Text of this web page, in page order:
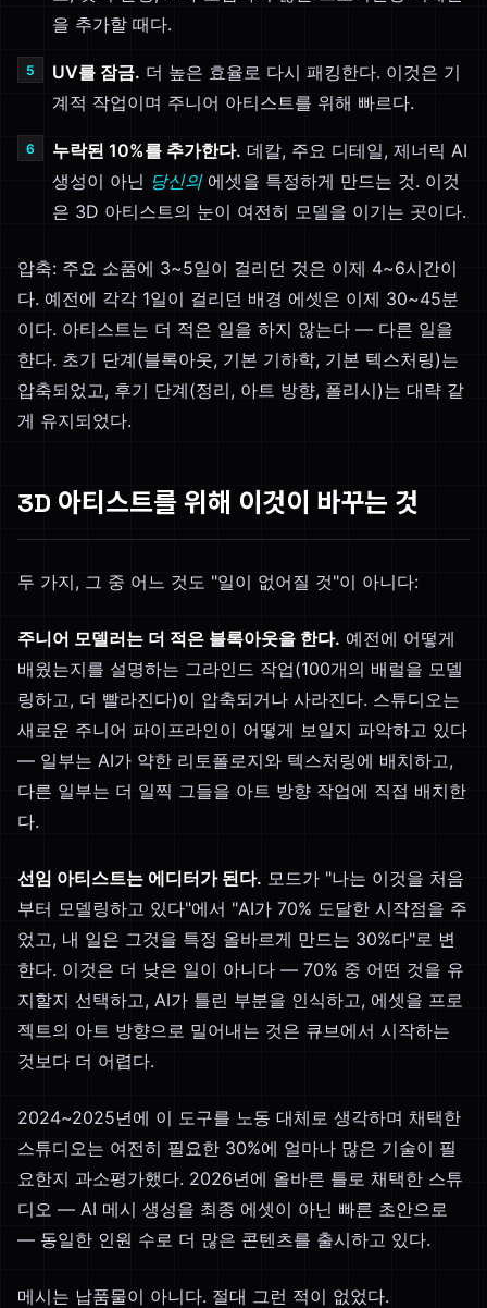
을 추가할 때다.
UV를 잠금. 더 높은 효율로 다시 패킹한다. 이것은 기
계적 작업이며 주니어 아티스트를 위해 빠르다.
누락된 10%를 추가한다. 데칼, 주요 디테일, 제너릭 AI
생성이 아닌 당신의에셋을 특정하게 만드는 것. 이것
은 3D 아티스트의 눈이 여전히 모델을 이기는 곳이다.
압축: 주요 소품에 3~5일이 걸리던 것은 이제 4~6시간이
다. 예전에 각각 1일이 걸리던 배경 에셋은 이제 30~45분
이다. 아티스트는 더 적은 일을 하지 않는다 — 다른 일을
한다. 초기 단계(블록아웃, 기본 기하학, 기본 텍스처링)는
압축되었고, 후기 단계(정리, 아트 방향, 폴리시)는 대략 같
게 유지되었다.
3D 아티스트를 위해 이것이 바꾸는 것
두 가지, 그 중 어느 것도 "일이 없어질 것"이 아니다:
주니어 모델러는 더 적은 블록아웃을 한다. 예전에 어떻게
배웠는지를 설명하는 그라인드 작업(100개의 배럴을 모델
링하고, 더 빨라진다)이 압축되거나 사라진다. 스튜디오는
새로운 주니어 파이프라인이 어떻게 보일지 파악하고 있다
— 일부는 AI가 약한 리토폴로지와 텍스처링에 배치하고,
다른 일부는 더 일찍 그들을 아트 방향 작업에 직접 배치한
다.
선임 아티스트는 에디터가 된다. 모드가 "나는 이것을 처음
부터 모델링하고 있다"에서 "AI가 70% 도달한 시작점을 주
었고, 내 일은 그것을 특정 올바르게 만드는 30%다"로 변
한다. 이것은 더 낮은 일이 아니다 — 70% 중 어떤 것을 유
지할지 선택하고, AI가 틀린 부분을 인식하고, 에셋을 프로
젝트의 아트 방향으로 밀어내는 것은 큐브에서 시작하는
것보다 더 어렵다.
2024~2025년에 이 도구를 노동 대체로 생각하며 채택한
스튜디오는 여전히 필요한 30%에 얼마나 많은 기술이 필
요한지 과소평가했다. 2026년에 올바른 틀로 채택한 스튜
디오 — AI 메시 생성을 최종 에셋이 아닌 빠른 초안으로
— 동일한 인원 수로 더 많은 콘텐츠를 출시하고 있다.
메시는 납품물이 아니다. 절대 그런 적이 없었다.